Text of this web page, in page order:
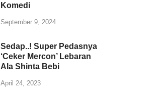
Komedi
September 9, 2024
Sedap..! Super Pedasnya
‘Ceker Mercon’ Lebaran
Ala Shinta Bebi
April 24, 2023